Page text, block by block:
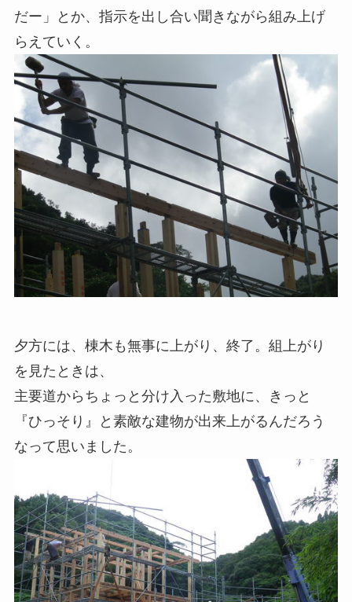
だー」とか、指示を出し合い聞きながら組み上げ
らえていく。
夕方には、棟木も無事に上がり、終了。組上がり
を見たときは、
主要道からちょっと分け入った敷地に、きっと
『ひっそり』と素敵な建物が出来上がるんだろう
なって思いました。